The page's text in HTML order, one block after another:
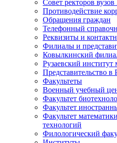
Совет ректоров
Противодействие
Обращения граждан
Телефонный
Реквизиты и
Филиалы и
Ковылкинский
Рузаевский
Представительство
Факультеты
Военный учебный
Факультет
Факультет
Факультет
технологий
Филологический